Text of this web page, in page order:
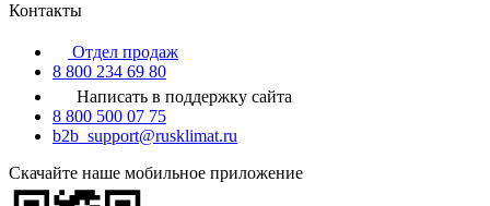
Контакты
Отдел продаж
8 800 234 69 80
Написать в поддержку сайта
8 800 500 07 75
b2b_support@rusklimat.ru
Скачайте наше мобильное приложение